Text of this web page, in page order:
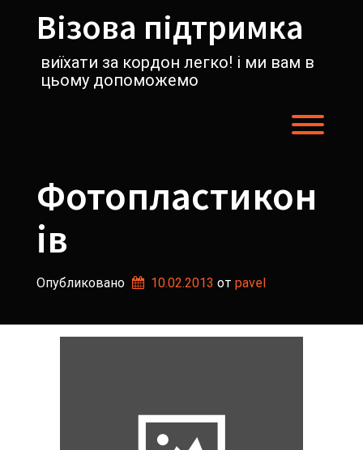
содержимомуВізова підтримка
виїхати за кордон легко! і ми вам в
цьому допоможемо
Фотопластикон
ів
Опубликовано 10.02.2013 от pavel